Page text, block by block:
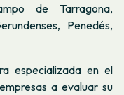
de Tarragona,
Penedés,
especializada en el
a evaluar su